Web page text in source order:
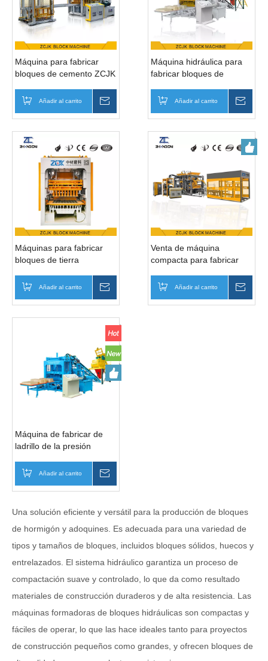
Máquina para fabricar
bloques de cemento ZCJK
Añadir al carrito
Máquina hidráulica para
fabricar bloques de
Añadir al carrito
Máquinas para fabricar
bloques de tierra
15
Añadir al carrito
Venta de máquina
compacta para fabricar
Añadir al carrito
Máquina de fabricar de
ladrillo de la presión
Añadir al carrito
Una solución eficiente y versátil para la producción de bloques
de hormigón y adoquines. Es adecuada para una variedad de
tipos y tamaños de bloques, incluidos bloques sólidos, huecos y
entrelazados. El sistema hidráulico garantiza un proceso de
compactación suave y controlado, lo que da como resultado
materiales de construcción duraderos y de alta resistencia. Las
máquinas formadoras de bloques hidráulicas son compactas y
fáciles de operar, lo que las hace ideales tanto para proyectos
de construcción pequeños como grandes, y ofrecen bloques de